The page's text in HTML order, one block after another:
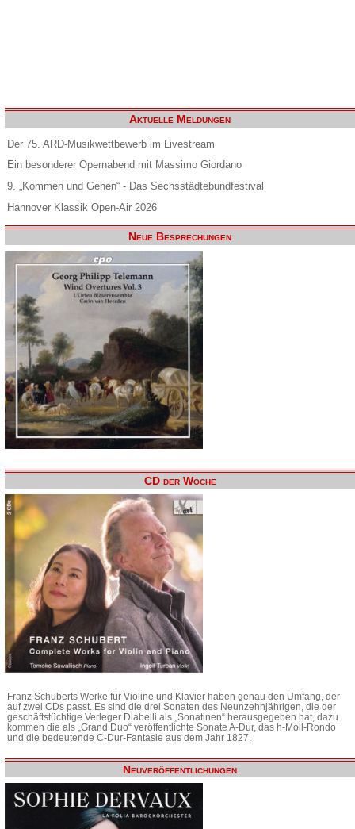
Aktuelle Meldungen
Der 75. ARD-Musikwettbewerb im Livestream
Ein besonderer Opernabend mit Massimo Giordano
9. „Kommen und Gehen“ - Das Sechsstädtebundfestival
Hannover Klassik Open-Air 2026
Neue Besprechungen
CD der Woche
Franz Schuberts Werke für Violine und Klavier haben genau den Umfang, der
auf zwei CDs passt. Es sind die drei Sonaten des Neunzehnjährigen, die der
geschäftstüchtige Verleger Diabelli als „Sonatinen“ herausgegeben hat, dazu
kommen die als „Grand Duo“ veröffentlichte Sonate A-Dur, das h-Moll-Rondo
und die bedeutende C-Dur-Fantasie aus dem Jahr 1827.
Neuveröffentlichungen